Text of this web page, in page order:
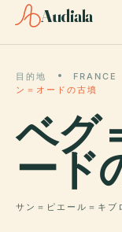
Audiala
目的地 FRANCE
ン＝オードの古墳
ベグ
ード
サン＝ピエール＝キブ